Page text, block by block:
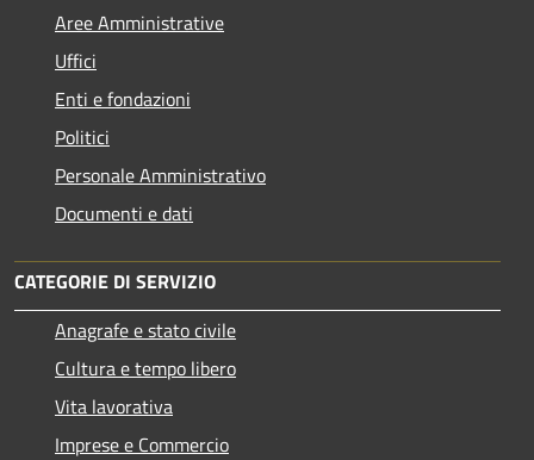
Aree Amministrative
Uffici
Enti e fondazioni
Politici
Personale Amministrativo
Documenti e dati
CATEGORIE DI SERVIZIO
Anagrafe e stato civile
Cultura e tempo libero
Vita lavorativa
Imprese e Commercio